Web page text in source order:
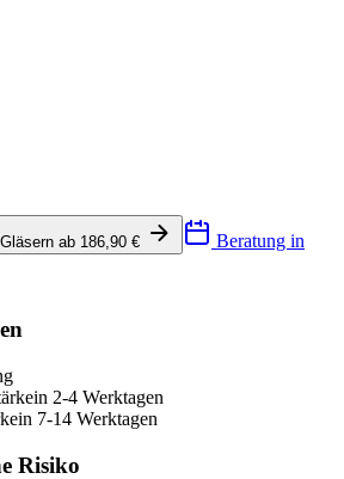
ab 186,90 € Beratung in
in 2-4 Werktagen
in 7-14 Werktagen
Risiko